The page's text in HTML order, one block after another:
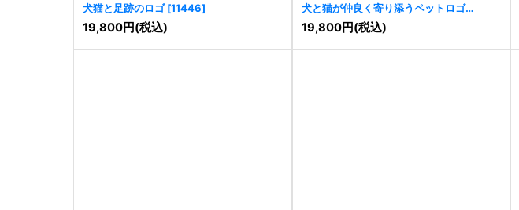
犬猫と足跡のロゴ [11446]
19,800円(税込)
犬と猫が仲良く寄り添うペットロゴ
[11442]
19,800円(税込)